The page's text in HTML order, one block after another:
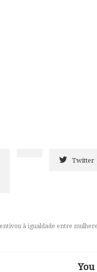
Twitter
à igualdade entre